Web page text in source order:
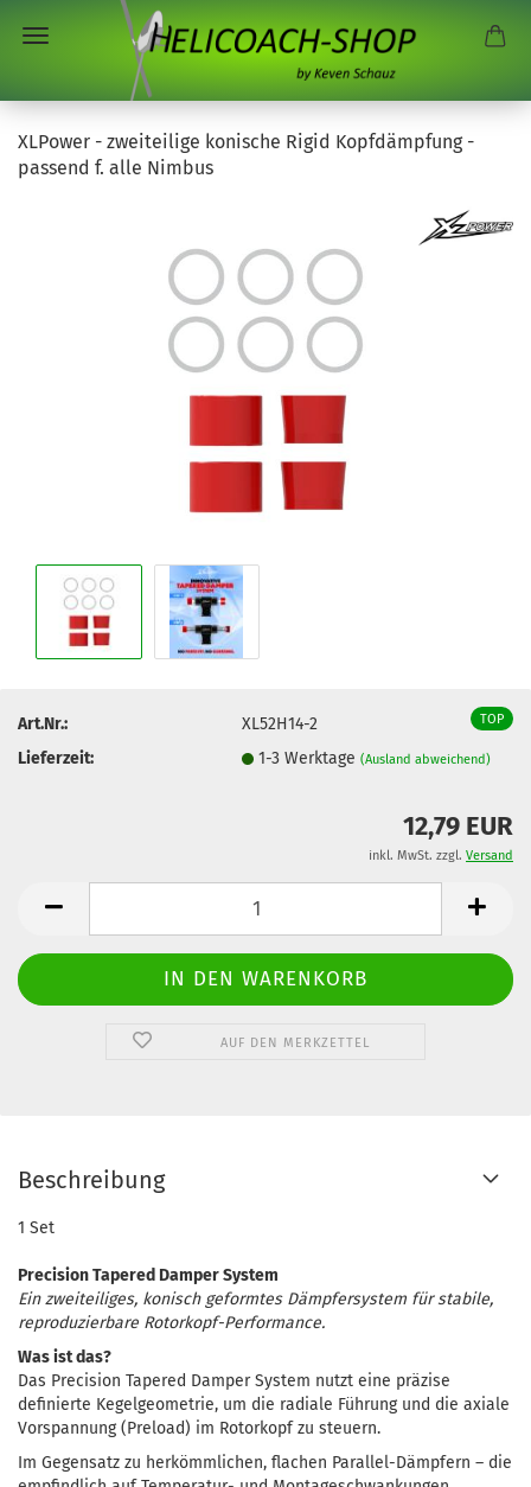
XLPower - zweiteilige konische Rigid Kopfdämpfung -
passend f. alle Nimbus
TOP
Art.Nr.:
XL52H14-2
Lieferzeit:
1-3 Werktage(Ausland abweichend)
12,79 EUR
inkl. MwSt. zzgl. Versand
AUF DEN MERKZETTEL
Beschreibung
1 Set
Precision Tapered Damper System
Ein zweiteiliges, konisch geformtes Dämpfersystem für stabile,
reproduzierbare Rotorkopf-Performance.
Was ist das?
Das Precision Tapered Damper System nutzt eine präzise
definierte Kegelgeometrie, um die radiale Führung und die axiale
Vorspannung (Preload) im Rotorkopf zu steuern.
Im Gegensatz zu herkömmlichen, flachen Parallel-Dämpfern – die